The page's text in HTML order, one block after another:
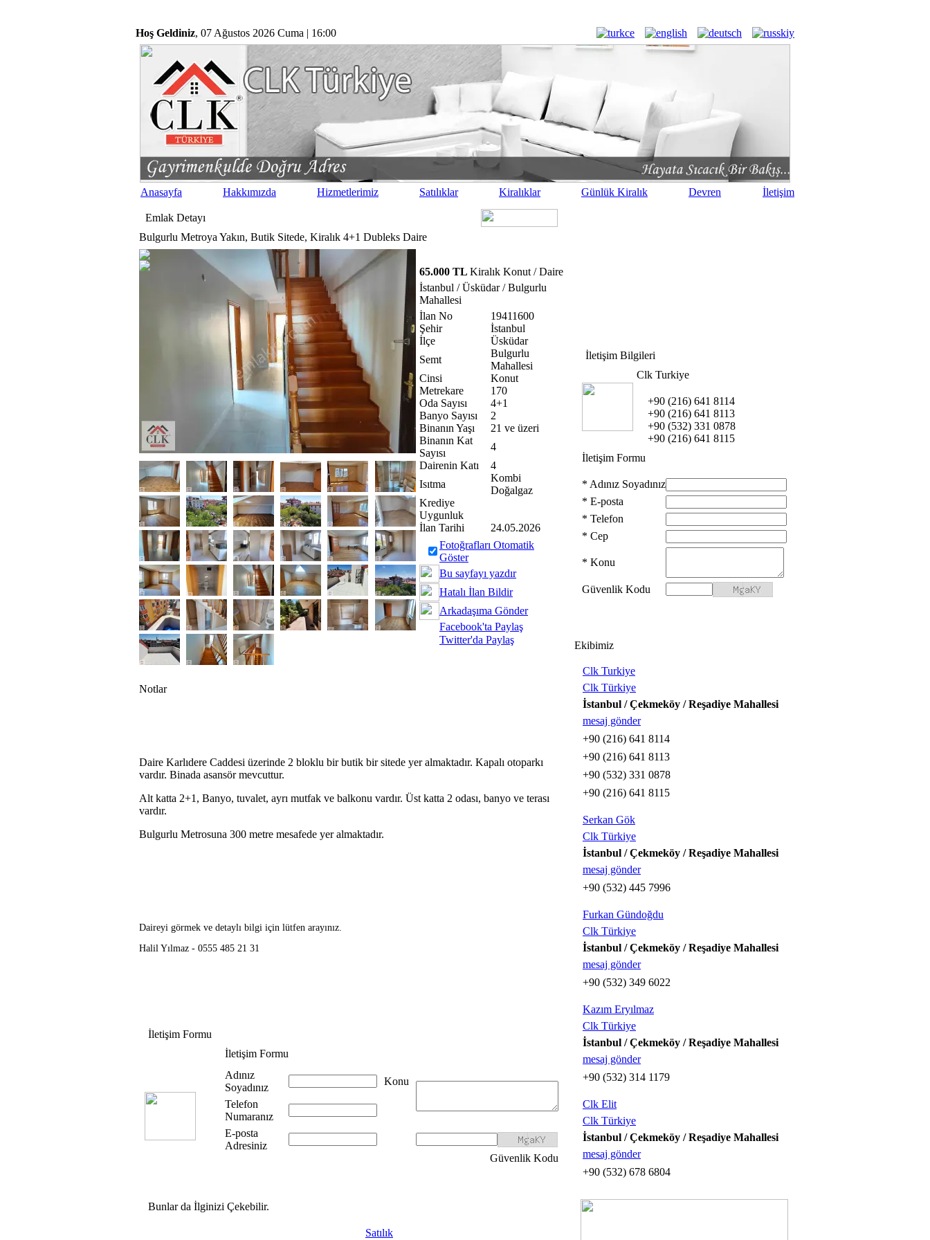
Hoş Geldiniz, 07 Ağustos 2026 Cuma | 16:00
Anasayfa Hakkımızda Hizmetlerimiz Satılıklar Kiralıklar Günlük Kiralık Devren İletişim
Emlak Detayı
Bulgurlu Metroya Yakın, Butik Sitede, Kiralık 4+1 Dubleks Daire
65.000 TL Kiralık Konut / Daire
İstanbul / Üsküdar / Bulgurlu
Mahallesi
İlan No
19411600
Şehir
İstanbul
İlçe
Üsküdar
Semt
Bulgurlu
Mahallesi
Cinsi
Konut
Metrekare
170
Oda Sayısı
4+1
Banyo Sayısı
2
Binanın Yaşı
21 ve üzeri
Binanın Kat
Sayısı
4
Dairenin Katı
4
Isıtma
Kombi
Doğalgaz
Krediye
Uygunluk
İlan Tarihi
24.05.2026
Fotoğrafları Otomatik
Göster
Bu sayfayı yazdır
Hatalı İlan Bildir
Arkadaşıma Gönder
Facebook'ta Paylaş
Twitter'da Paylaş
Notlar
Daire Karlıdere Caddesi üzerinde 2 bloklu bir butik bir sitede yer almaktadır. Kapalı otoparkı
vardır. Binada asansör mevcuttur.
Alt katta 2+1, Banyo, tuvalet, ayrı mutfak ve balkonu vardır. Üst katta 2 odası, banyo ve terası
vardır.
Bulgurlu Metrosuna 300 metre mesafede yer almaktadır.
Daireyi görmek ve detaylı bilgi için lütfen arayınız.
Halil Yılmaz - 0555 485 21 31
İletişim Formu
İletişim Formu
Adınız
Soyadınız
Konu
Telefon
Numaranız
E-posta
Adresiniz
Güvenlik Kodu
Bunlar da İlginizi Çekebilir.
Satılık
İletişim Bilgileri
Clk Turkiye
+90 (216) 641 8114
+90 (216) 641 8113
+90 (532) 331 0878
+90 (216) 641 8115
İletişim Formu
* Adınız Soyadınız
* E-posta
* Telefon
* Cep
* Konu
Güvenlik Kodu
Ekibimiz
Clk Turkiye
Clk Türkiye
İstanbul / Çekmeköy / Reşadiye Mahallesi
mesaj gönder
+90 (216) 641 8114
+90 (216) 641 8113
+90 (532) 331 0878
+90 (216) 641 8115
Serkan Gök
Clk Türkiye
İstanbul / Çekmeköy / Reşadiye Mahallesi
mesaj gönder
+90 (532) 445 7996
Furkan Gündoğdu
Clk Türkiye
İstanbul / Çekmeköy / Reşadiye Mahallesi
mesaj gönder
+90 (532) 349 6022
Kazım Eryılmaz
Clk Türkiye
İstanbul / Çekmeköy / Reşadiye Mahallesi
mesaj gönder
+90 (532) 314 1179
Clk Elit
Clk Türkiye
İstanbul / Çekmeköy / Reşadiye Mahallesi
mesaj gönder
+90 (532) 678 6804